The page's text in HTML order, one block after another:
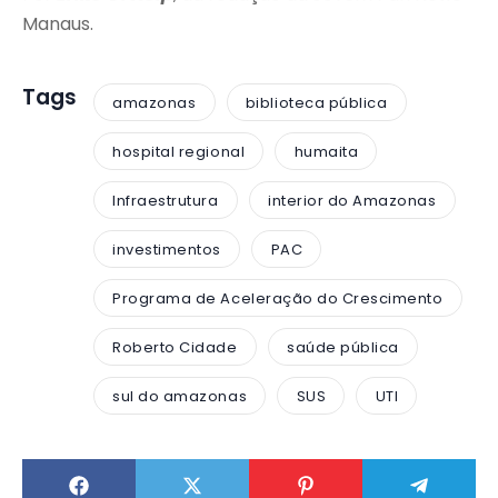
Manaus.
Tags amazonas biblioteca pública
hospital regional humaita
Infraestrutura interior do Amazonas
investimentos PAC
Programa de Aceleração do Crescimento
Roberto Cidade saúde pública
sul do amazonas SUS UTI